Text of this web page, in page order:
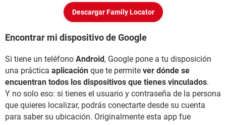
Descargar Family Locator
Encontrar mi dispositivo de Google
Si tiene un teléfono Android, Google pone a tu disposición
una práctica aplicación que te permite ver dónde se
encuentran todos los dispositivos que tienes vinculados.
Y no solo eso: si tienes el usuario y contraseña de la persona
que quieres localizar, podrás conectarte desde su cuenta
para saber su ubicación. Originalmente esta app fue